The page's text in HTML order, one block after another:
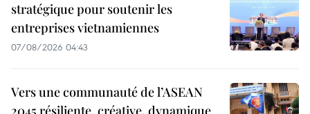
stratégique pour soutenir les
entreprises vietnamiennes
07/08/2026 04:43
Vers une communauté de l’ASEAN